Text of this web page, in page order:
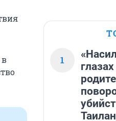
в
1